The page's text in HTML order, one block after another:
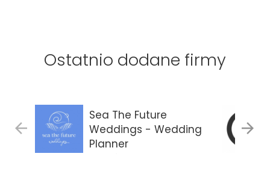
Ostatnio dodane firmy
Sea The Future
Weddings - Wedding
Planner